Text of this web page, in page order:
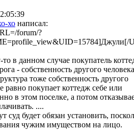
хо написал:
forum/?
в данном случае покупатель
- собственность другого
тоже собственность другого
равно покупает коттедж себе или
в этом поселке, а потом
....
суд будет обязан установить,
чужим имуществом на лицо.